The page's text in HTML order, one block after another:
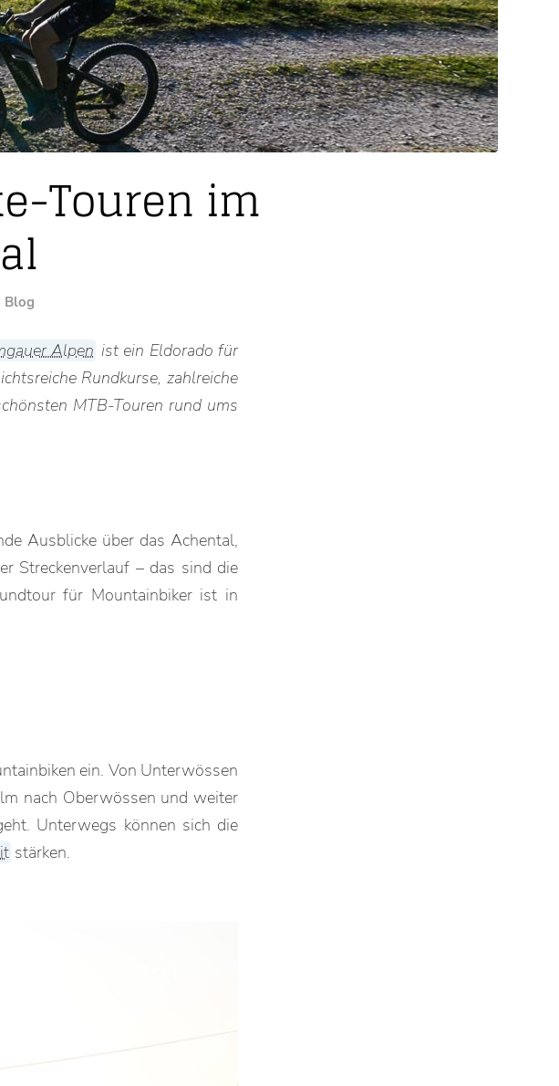
Touren im
Blog
Alpen ist ein Eldorado für
Rundkurse, zahlreiche
MTB-Touren rund ums
Ausblicke über das Achental,
Streckenverlauf – das sind die
für Mountainbiker ist in
ein. Von Unterwössen
nach Oberwössen und weiter
Unterwegs können sich die
stärken.